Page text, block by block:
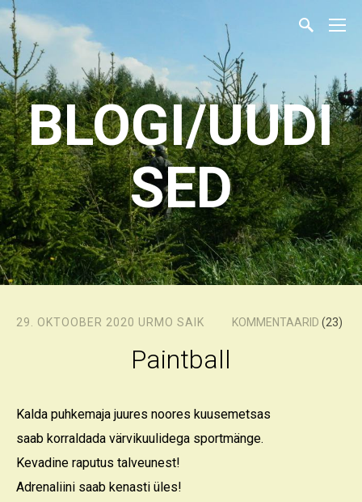
BLOGI/UUDI
SED
29. OKTOOBER 2020 URMO SAIK KOMMENTAARID (23)
Paintball
Kalda puhkemaja juures noores kuusemetsas
saab korraldada värvikuulidega sportmänge.
Kevadine raputus talveunest!
Adrenaliini saab kenasti üles!